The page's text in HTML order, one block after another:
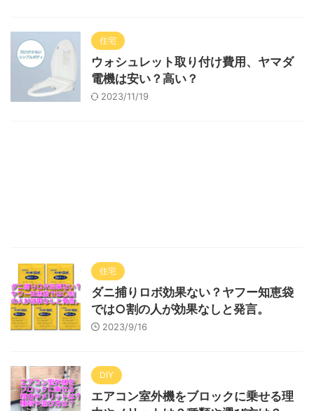
住宅
ウォシュレット取り付け費用、ヤマダ
電機は安い？高い？
2023/11/19
住宅
ダニ捕りロボ効果ない？ヤフー知恵袋
では○割の人が効果なしと発言。
2023/9/16
DIY
エアコン室外機をブロックに乗せる理